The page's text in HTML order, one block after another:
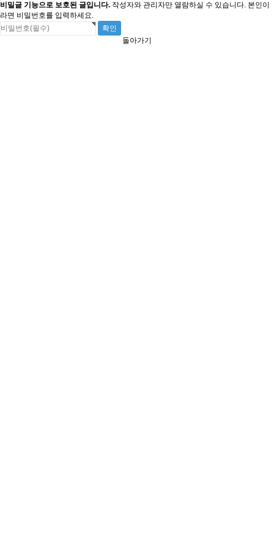
비밀글 기능으로 보호된 글입니다. 작성자와 관리자만 열람하실 수 있습니다. 본인이
라면 비밀번호를 입력하세요.
돌아가기